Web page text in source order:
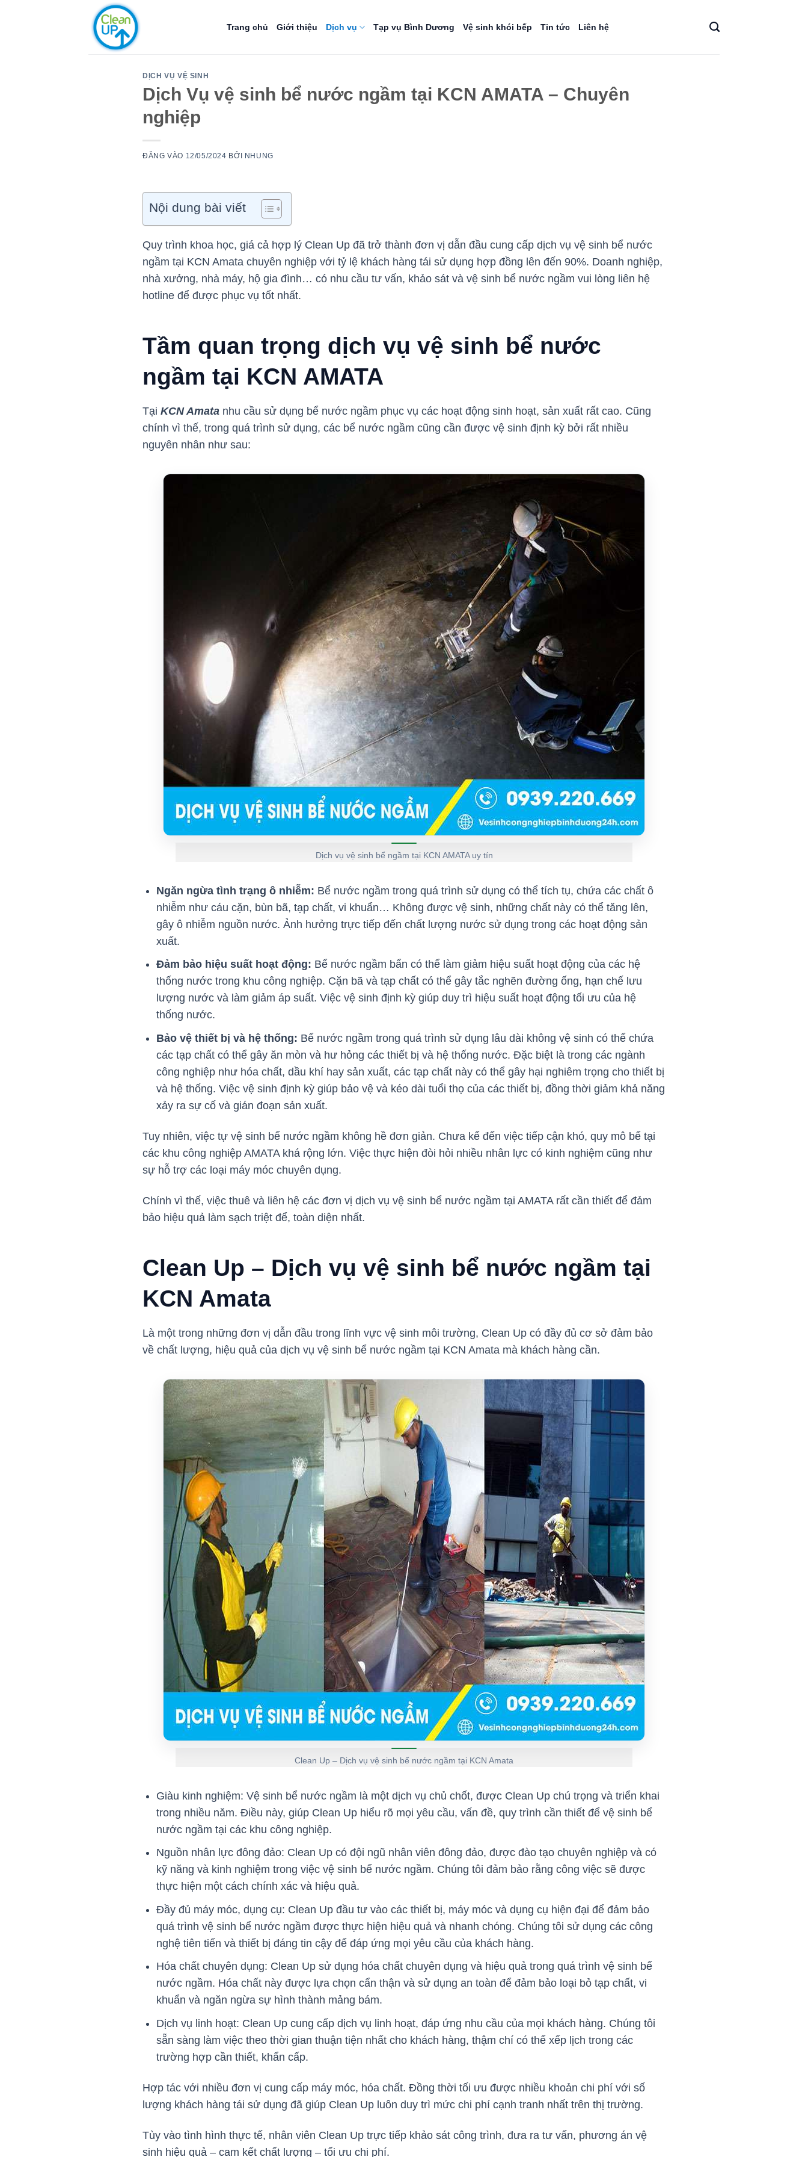
Trang chủ Giới thiệu Dịch vụ Tạp vụ Bình Dương Vệ sinh khói bếp Tin tức Liên hệ
DỊCH VỤ VỆ SINH
Dịch Vụ vệ sinh bể nước ngầm tại KCN AMATA – Chuyên
nghiệp
ĐĂNG VÀO 12/05/2024 BỞI NHUNG
Nội dung bài viết
Quy trình khoa học, giá cả hợp lý Clean Up đã trở thành đơn vị dẫn đầu cung cấp dịch vụ vệ sinh bể nước
ngầm tại KCN Amata chuyên nghiệp với tỷ lệ khách hàng tái sử dụng hợp đồng lên đến 90%. Doanh nghiệp,
nhà xưởng, nhà máy, hộ gia đình… có nhu cầu tư vấn, khảo sát và vệ sinh bể nước ngầm vui lòng liên hệ
hotline để được phục vụ tốt nhất.
Tầm quan trọng dịch vụ vệ sinh bể nước
ngầm tại KCN AMATA
Tại KCN Amata nhu cầu sử dụng bể nước ngầm phục vụ các hoạt động sinh hoạt, sản xuất rất cao. Cũng
chính vì thế, trong quá trình sử dụng, các bể nước ngầm cũng cần được vệ sinh định kỳ bởi rất nhiều
nguyên nhân như sau:
Dịch vụ vệ sinh bể ngầm tại KCN AMATA uy tín
Ngăn ngừa tình trạng ô nhiễm: Bể nước ngầm trong quá trình sử dụng có thể tích tụ, chứa các chất ô
nhiễm như cáu cặn, bùn bã, tạp chất, vi khuẩn… Không được vệ sinh, những chất này có thể tăng lên,
gây ô nhiễm nguồn nước. Ảnh hưởng trực tiếp đến chất lượng nước sử dụng trong các hoạt động sản
xuất.
Đảm bảo hiệu suất hoạt động: Bể nước ngầm bẩn có thể làm giảm hiệu suất hoạt động của các hệ
thống nước trong khu công nghiệp. Cặn bã và tạp chất có thể gây tắc nghẽn đường ống, hạn chế lưu
lượng nước và làm giảm áp suất. Việc vệ sinh định kỳ giúp duy trì hiệu suất hoạt động tối ưu của hệ
thống nước.
Bảo vệ thiết bị và hệ thống: Bể nước ngầm trong quá trình sử dụng lâu dài không vệ sinh có thể chứa
các tạp chất có thể gây ăn mòn và hư hỏng các thiết bị và hệ thống nước. Đặc biệt là trong các ngành
công nghiệp như hóa chất, dầu khí hay sản xuất, các tạp chất này có thể gây hại nghiêm trọng cho thiết bị
và hệ thống. Việc vệ sinh định kỳ giúp bảo vệ và kéo dài tuổi thọ của các thiết bị, đồng thời giảm khả năng
xảy ra sự cố và gián đoạn sản xuất.
Tuy nhiên, việc tự vệ sinh bể nước ngầm không hề đơn giản. Chưa kể đến việc tiếp cận khó, quy mô bể tại
các khu công nghiệp AMATA khá rộng lớn. Việc thực hiện đòi hỏi nhiều nhân lực có kinh nghiệm cũng như
sự hỗ trợ các loại máy móc chuyên dụng.
Chính vì thế, việc thuê và liên hệ các đơn vị dịch vụ vệ sinh bể nước ngầm tại AMATA rất cần thiết để đảm
bảo hiệu quả làm sạch triệt để, toàn diện nhất.
Clean Up – Dịch vụ vệ sinh bể nước ngầm tại
KCN Amata
Là một trong những đơn vị dẫn đầu trong lĩnh vực vệ sinh môi trường, Clean Up có đầy đủ cơ sở đảm bảo
về chất lượng, hiệu quả của dịch vụ vệ sinh bể nước ngầm tại KCN Amata mà khách hàng cần.
Clean Up – Dịch vụ vệ sinh bể nước ngầm tại KCN Amata
Giàu kinh nghiệm: Vệ sinh bể nước ngầm là một dịch vụ chủ chốt, được Clean Up chú trọng và triển khai
trong nhiều năm. Điều này, giúp Clean Up hiểu rõ mọi yêu cầu, vấn đề, quy trình cần thiết để vệ sinh bể
nước ngầm tại các khu công nghiệp.
Nguồn nhân lực đông đảo: Clean Up có đội ngũ nhân viên đông đảo, được đào tạo chuyên nghiệp và có
kỹ năng và kinh nghiệm trong việc vệ sinh bể nước ngầm. Chúng tôi đảm bảo rằng công việc sẽ được
thực hiện một cách chính xác và hiệu quả.
Đầy đủ máy móc, dụng cụ: Clean Up đầu tư vào các thiết bị, máy móc và dụng cụ hiện đại để đảm bảo
quá trình vệ sinh bể nước ngầm được thực hiện hiệu quả và nhanh chóng. Chúng tôi sử dụng các công
nghệ tiên tiến và thiết bị đáng tin cậy để đáp ứng mọi yêu cầu của khách hàng.
Hóa chất chuyên dụng: Clean Up sử dụng hóa chất chuyên dụng và hiệu quả trong quá trình vệ sinh bể
nước ngầm. Hóa chất này được lựa chọn cẩn thận và sử dụng an toàn để đảm bảo loại bỏ tạp chất, vi
khuẩn và ngăn ngừa sự hình thành mảng bám.
Dịch vụ linh hoạt: Clean Up cung cấp dịch vụ linh hoạt, đáp ứng nhu cầu của mọi khách hàng. Chúng tôi
sẵn sàng làm việc theo thời gian thuận tiện nhất cho khách hàng, thậm chí có thể xếp lịch trong các
trường hợp cần thiết, khẩn cấp.
Hợp tác với nhiều đơn vị cung cấp máy móc, hóa chất. Đồng thời tối ưu được nhiều khoản chi phí với số
lượng khách hàng tái sử dụng đã giúp Clean Up luôn duy trì mức chi phí cạnh tranh nhất trên thị trường.
Tùy vào tình hình thực tế, nhân viên Clean Up trực tiếp khảo sát công trình, đưa ra tư vấn, phương án vệ
sinh hiệu quả – cam kết chất lượng – tối ưu chi phí.